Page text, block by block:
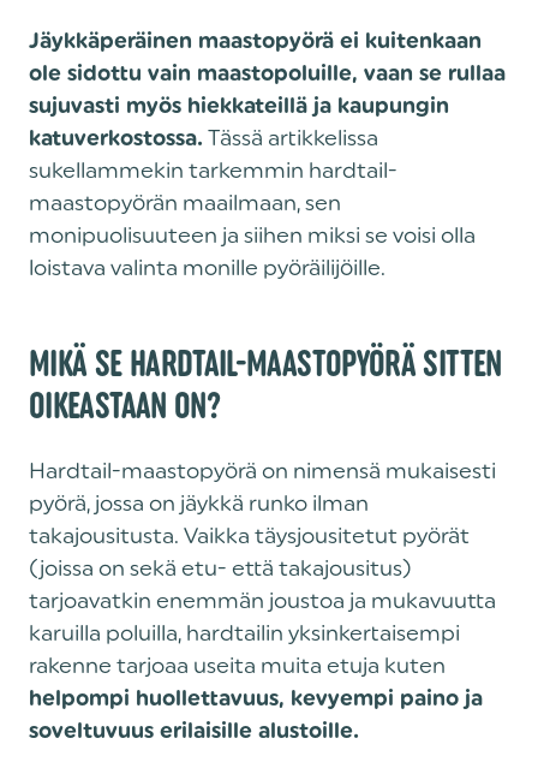
Jäykkäperäinen maastopyörä ei kuitenkaan
ole sidottu vain maastopoluille, vaan se rullaa
sujuvasti myös hiekkateillä ja kaupungin
katuverkostossa. Tässä artikkelissa
sukellammekin tarkemmin hardtail-
maastopyörän maailmaan, sen
monipuolisuuteen ja siihen miksi se voisi olla
loistava valinta monille pyöräilijöille.
MIKÄ SE HARDTAIL-MAASTOPYÖRÄ SITTEN
OIKEASTAAN ON?
Hardtail-maastopyörä on nimensä mukaisesti
pyörä, jossa on jäykkä runko ilman
takajousitusta. Vaikka täysjousitetut pyörät
(joissa on sekä etu- että takajousitus)
tarjoavatkin enemmän joustoa ja mukavuutta
karuilla poluilla, hardtailin yksinkertaisempi
rakenne tarjoaa useita muita etuja kuten
helpompi huollettavuus, kevyempi paino ja
soveltuvuus erilaisille alustoille.